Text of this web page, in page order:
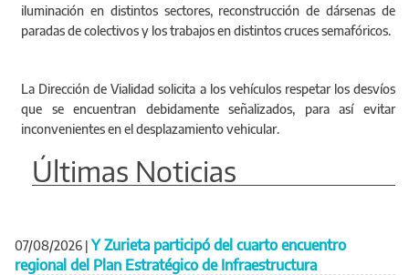
iluminación en distintos sectores, reconstrucción de dársenas de
paradas de colectivos y los trabajos en distintos cruces semafóricos.
La Dirección de Vialidad solicita a los vehículos respetar los desvíos
que se encuentran debidamente señalizados, para así evitar
inconvenientes en el desplazamiento vehicular.
Últimas Noticias
07/08/2026 | Y Zurieta participó del cuarto encuentro
regional del Plan Estratégico de Infraestructura